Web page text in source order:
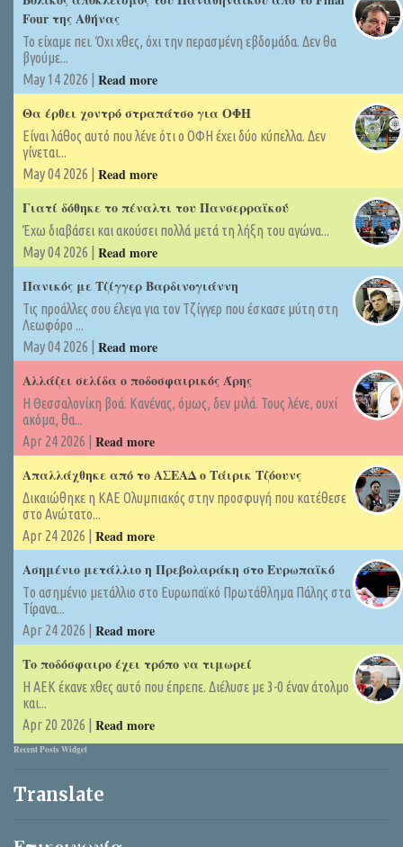
Four της Αθήνας
Το είχαμε πει. Όχι χθες, όχι την περασμένη εβδομάδα. Δεν θα
βγούμε...
May 14 2026 | Read more
Θα έρθει χοντρό στραπάτσο για ΟΦΗ
Είναι λάθος αυτό που λένε ότι ο ΟΦΗ έχει δύο κύπελλα. Δεν
γίνεται...
May 04 2026 | Read more
Γιατί δόθηκε το πέναλτι του Πανσερραϊκού
Έχω διαβάσει και ακούσει πολλά μετά τη λήξη του αγώνα...
May 04 2026 | Read more
Πανικός με Τζίγγερ Βαρδινογιάννη
Τις προάλλες σου έλεγα για τον Τζίγγερ που έσκασε μύτη στη
Λεωφόρο ...
May 04 2026 | Read more
Αλλάζει σελίδα ο ποδοσφαιρικός Άρης
Η Θεσσαλονίκη βοά. Κανένας, όμως, δεν μιλά. Τους λένε, ουχί
ακόμα, θα...
Apr 24 2026 | Read more
Απαλλάχθηκε από το ΑΣΕΑΔ ο Τάιρικ Τζόουνς
Δικαιώθηκε η ΚΑΕ Ολυμπιακός στην προσφυγή που κατέθεσε
στο Ανώτατο...
Apr 24 2026 | Read more
Ασημένιο μετάλλιο η Πρεβολαράκη στο Ευρωπαϊκό
Tο ασημένιο μετάλλιο στο Ευρωπαϊκό Πρωτάθλημα Πάλης στα
Τίρανα...
Apr 24 2026 | Read more
Το ποδόσφαιρο έχει τρόπο να τιμωρεί
Η ΑΕΚ έκανε χθες αυτό που έπρεπε. Διέλυσε με 3-0 έναν άτολμο
και...
Apr 20 2026 | Read more
Recent Posts Widget
Translate